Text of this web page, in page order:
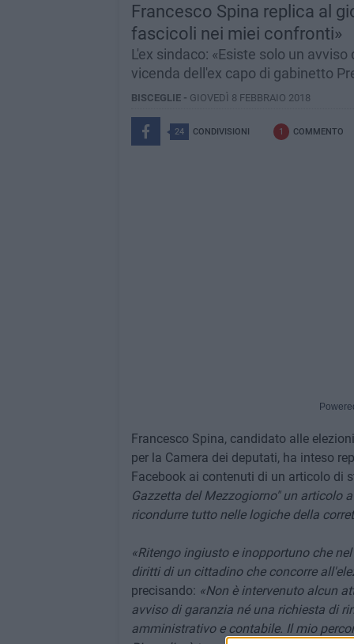
Francesco Spina replica al
fascicoli nei miei confronti»
L'ex sindaco: «Esiste solo un
vicenda dell'ex capo di gabinetto
BISCEGLIE - GIOVEDÌ 8 FEBBRAIO 2018
24 CONDIVISIONI 1 COMMENTO
Francesco Spina, candidato alle
per la Camera dei deputati, ha inteso
Facebook ai contenuti di un articolo di
Gazzetta del Mezzogiorno" un articolo
ricondurre tutto nelle logiche della
«Ritengo ingiusto e inopportuno che
diritti di un cittadino che concorre
precisando: «Non è intervenuto alcun
avviso di garanzia né una richiesta di
amministrativo e contabile. Il mio